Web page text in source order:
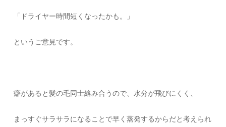
「ドライヤー時間短くなったかも。」
というご意見です。
癖があると髪の毛同士絡み合うので、水分が飛びにくく、
まっすぐサラサラになることで早く蒸発するからだと考えられ